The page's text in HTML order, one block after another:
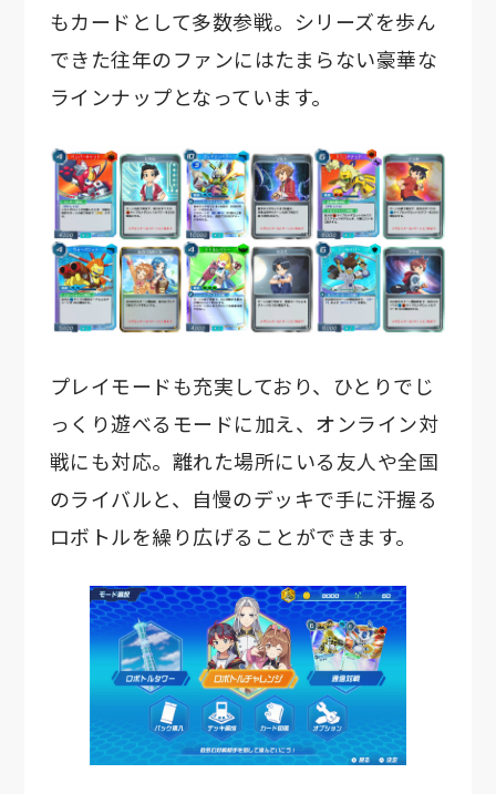
もカードとして多数参戦。シリーズを歩ん
できた往年のファンにはたまらない豪華な
ラインナップとなっています。
プレイモードも充実しており、ひとりでじ
っくり遊べるモードに加え、オンライン対
戦にも対応。離れた場所にいる友人や全国
のライバルと、自慢のデッキで手に汗握る
ロボトルを繰り広げることができます。